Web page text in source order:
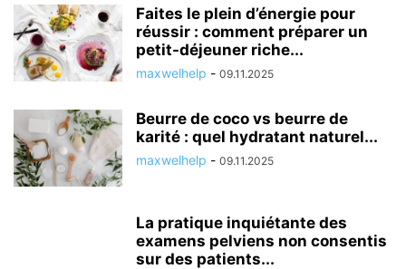
Faites le plein d’énergie pour
réussir : comment préparer un
petit-déjeuner riche...
maxwelhelp - 09.11.2025
Beurre de coco vs beurre de
karité : quel hydratant naturel...
maxwelhelp - 09.11.2025
La pratique inquiétante des
examens pelviens non consentis
sur des patients...